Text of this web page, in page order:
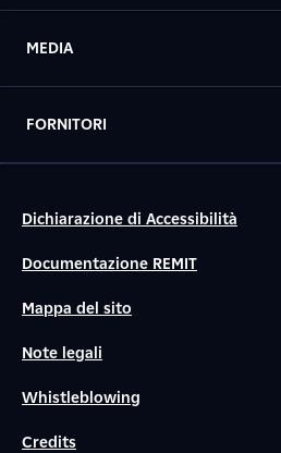
MEDIA
FORNITORI
Dichiarazione di Accessibilità
Documentazione REMIT
Mappa del sito
Note legali
Whistleblowing
Credits